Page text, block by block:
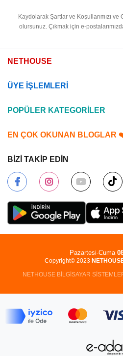
Kaydolarak Şartlar ve Koşullarımızı ve
olursunuz. Çıkmak için e-
NETHOUSE
ÜYE İŞLEMLERİ
POPÜLER KATEGORİLER
EN ÇOK OKUNAN BLOGLAR
BİZİ TAKİP EDİN
Copyright© 2023
NETHOUSE BİLGİSAYAR
Pazartesi-Cuma